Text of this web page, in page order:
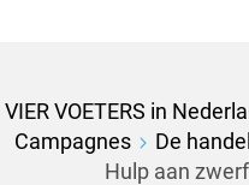
VIER VOETERS in
Campagnes
De
Hulp aan